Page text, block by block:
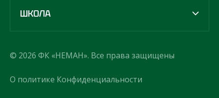
ШКОЛА
© 2026 ФК «НЕМАН». Все права защищены
О политике Конфиденциальности